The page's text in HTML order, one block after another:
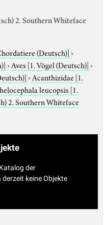
2. Southern Whiteface
(Deutsch)]›
›Aves [1. Vögel (Deutsch)]›
›Acanthizidae [1.
leucopsis [1.
2. Southern Whiteface
der
keine Objekte